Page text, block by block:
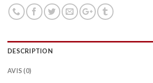
DESCRIPTION
AVIS (0)